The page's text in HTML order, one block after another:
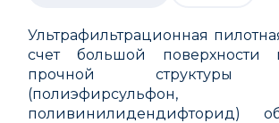
Ультрафильтрационная
счет большой
прочной структуры
(полиэфирсульфон,
поливинилидендифторид)